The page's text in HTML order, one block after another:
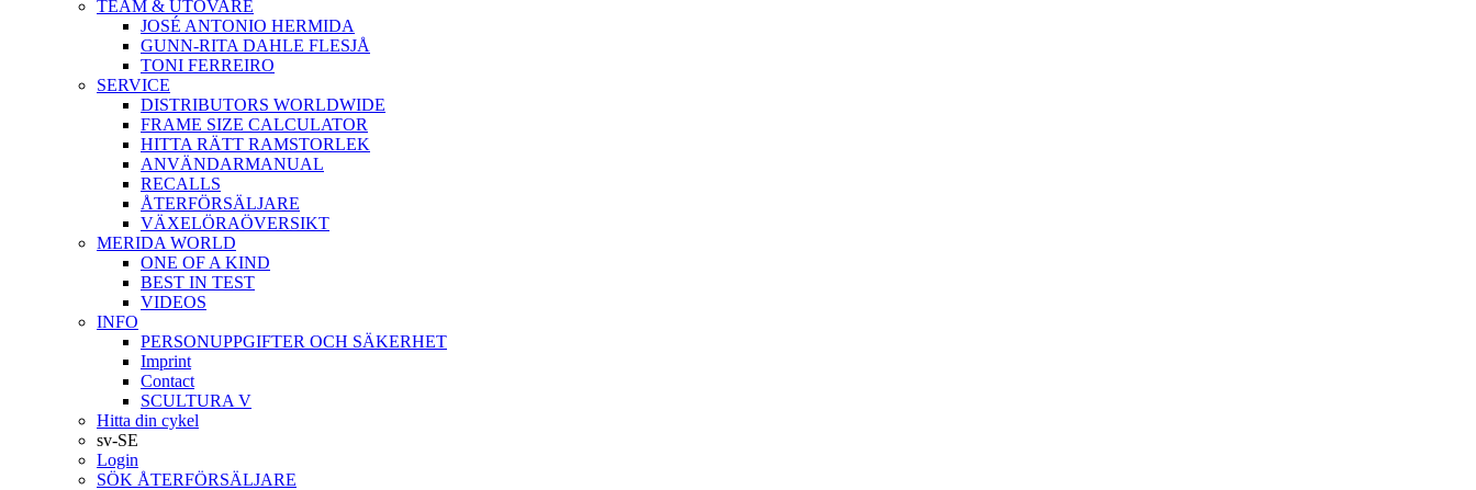
TEAM & UTÖVARE
JOSÉ ANTONIO HERMIDA
GUNN-RITA DAHLE FLESJÅ
TONI FERREIRO
SERVICE
DISTRIBUTORS WORLDWIDE
FRAME SIZE CALCULATOR
HITTA RÄTT RAMSTORLEK
ANVÄNDARMANUAL
RECALLS
ÅTERFÖRSÄLJARE
VÄXELÖRAÖVERSIKT
MERIDA WORLD
ONE OF A KIND
BEST IN TEST
VIDEOS
INFO
PERSONUPPGIFTER OCH SÄKERHET
Imprint
Contact
SCULTURA V
Hitta din cykel
sv-SE
Login
SÖK ÅTERFÖRSÄLJARE